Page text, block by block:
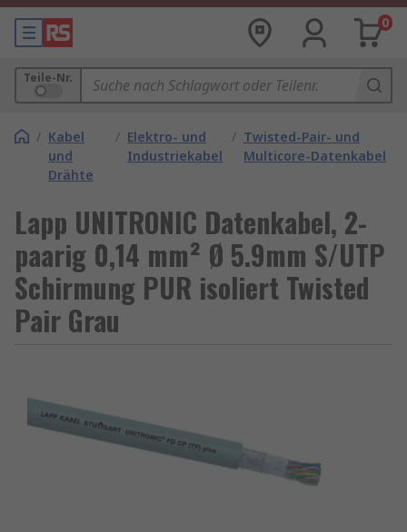
0
Teile-Nr.
/ Kabel
und
Drähte
/ Elektro- und
Industriekabel
/ Twisted-Pair- und
Multicore-Datenkabel
Lapp UNITRONIC Datenkabel, 2-
paarig 0,14 mm² Ø 5.9mm S/UTP
Schirmung PUR isoliert Twisted
Pair Grau